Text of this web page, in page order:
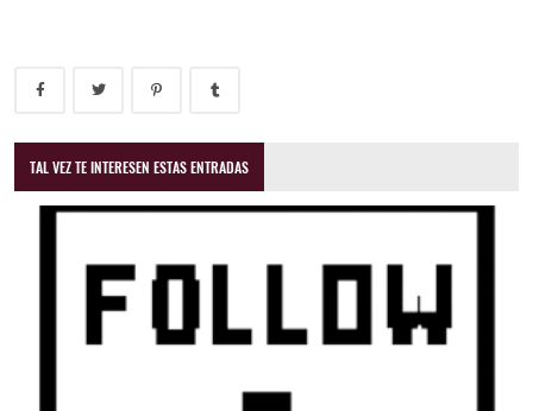
TAL VEZ TE INTERESEN ESTAS ENTRADAS